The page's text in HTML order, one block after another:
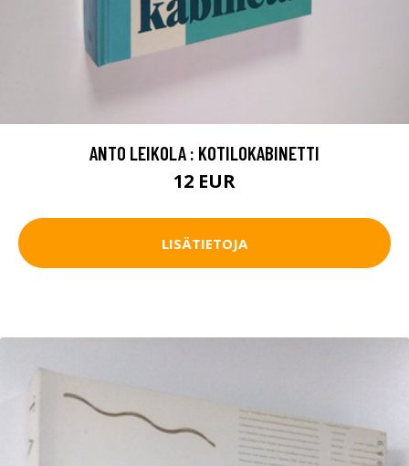
ANTO LEIKOLA : KOTILOKABINETTI
12 EUR
LISÄTIETOJA